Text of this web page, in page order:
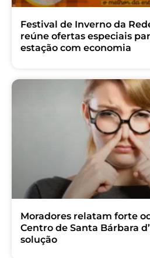
Festival de Inverno da
reúne ofertas especiais
estação com economia
Moradores relatam forte
Centro de Santa Bárbara
solução